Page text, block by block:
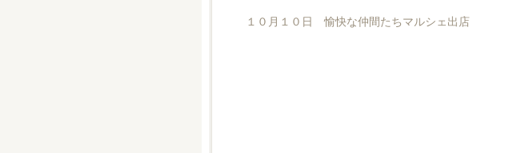
１０月１０日 愉快な仲間たちマルシェ出店